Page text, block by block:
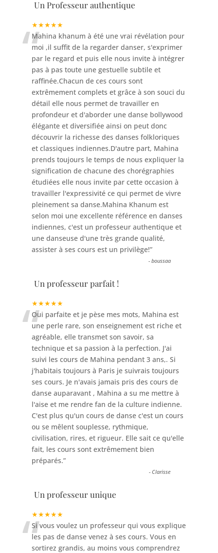
Un Professeur authentique
★★★★★
“Mahina khanum à été une vrai révélation pour
moi ,il suffit de la regarder danser, s'exprimer
par le regard et puis elle nous invite à intégrer
pas à pas toute une gestuelle subtile et
raffinée.Chacun de ces cours sont
extrêmement complets et grâce à son souci du
détail elle nous permet de travailler en
profondeur et d'aborder une danse bollywood
élégante et diversifiée ainsi on peut donc
découvrir la richesse des danses folkloriques
et classiques indiennes.D'autre part, Mahina
prends toujours le temps de nous expliquer la
signification de chacune des chorégraphies
étudiées elle nous invite par cette occasion à
travailler l'expressivité ce qui permet de vivre
pleinement sa danse.Mahina Khanum est
selon moi une excellente référence en danses
indiennes, c'est un professeur authentique et
une danseuse d'une très grande qualité,
assister à ses cours est un privilège!”
-boussaa
Un professeur parfait !
★★★★★
“Oui parfaite et je pèse mes mots, Mahina est
une perle rare, son enseignement est riche et
agréable, elle transmet son savoir, sa
technique et sa passion à la perfection. J'ai
suivi les cours de Mahina pendant 3 ans,. Si
j'habitais toujours à Paris je suivrais toujours
ses cours. Je n'avais jamais pris des cours de
danse auparavant , Mahina a su me mettre à
l'aise et me rendre fan de la culture indienne.
C'est plus qu'un cours de danse c'est un cours
ou se mêlent souplesse, rythmique,
civilisation, rires, et rigueur. Elle sait ce qu'elle
fait, les cours sont extrêmement bien
préparés.”
-Clarisse
Un professeur unique
★★★★★
“Si vous voulez un professeur qui vous explique
les pas de danse venez à ses cours. Vous en
sortirez grandis, au moins vous comprendrez